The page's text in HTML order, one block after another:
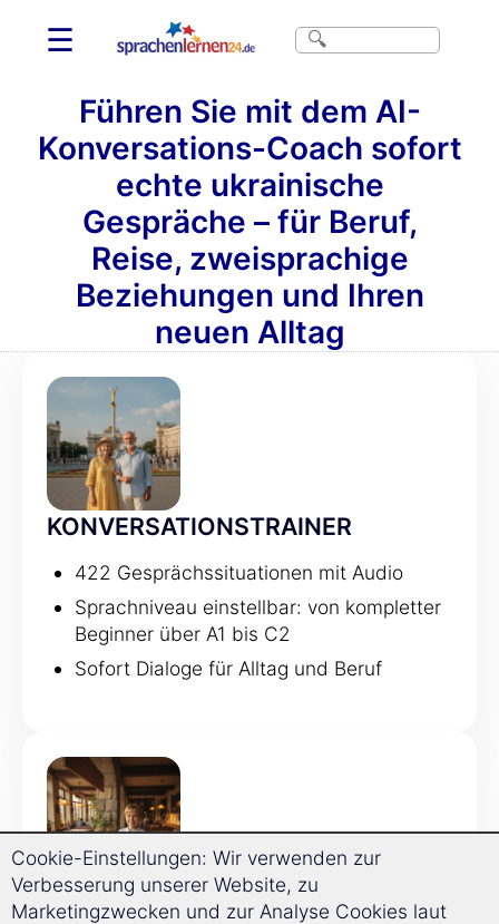
☰
Führen Sie mit dem AI-
Konversations-Coach sofort
echte ukrainische
Gespräche – für Beruf,
Reise, zweisprachige
Beziehungen und Ihren
neuen Alltag
KONVERSATIONSTRAINER
422 Gesprächssituationen mit Audio
Sprachniveau einstellbar: von kompletter
Beginner über A1 bis C2
Sofort Dialoge für Alltag und Beruf
GRAMMATIKTRAINER
Cookie-Einstellungen: Wir verwenden zur
Verbesserung unserer Website, zu
Marketingzwecken und zur Analyse Cookies laut